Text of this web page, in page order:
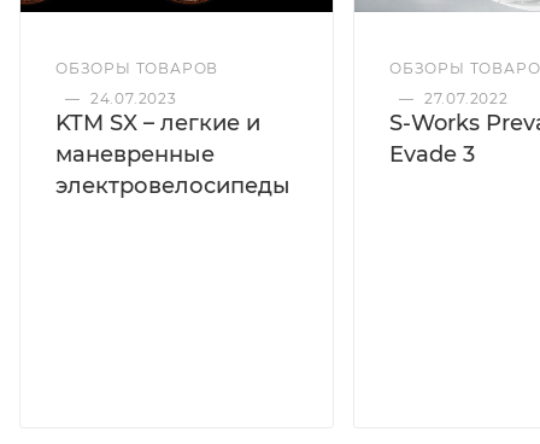
ОБЗОРЫ ТОВАРОВ
— 24.07.2023
KTM SX – легкие и
маневренные
электровелосипеды
ОБЗОРЫ
— 27.07.2022
S-Works
Evade 3